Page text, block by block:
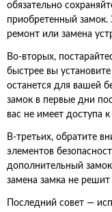
обязательно
приобретенный замок.
ремонт или замена
Во-вторых,
быстрее вы
останется для вашей
замок в первые дни
вас не имеет доступа
В-третьих, обратите
элементов
дополнительный
замена замка не
Последний совет —